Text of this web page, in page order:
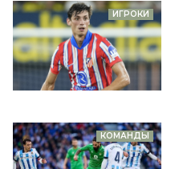
ИГРОКИ
КОМАНДЫ